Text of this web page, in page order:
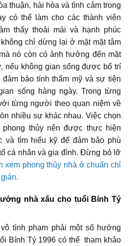
thuận, hài hòa và tình cảm trong
có thể làm cho các thành viên
thấy thoải mái và hạnh phúc
chỉ dừng lại ở mặt mặt tâm
nó còn có ảnh hưởng đến mặt
nếu không gian sống được bố trí
đảm bảo tính thẩm mỹ và sự tiện
sống hàng ngày. Trong từng
từng người theo quan niệm về
nhiều sự khác nhau. Việc chọn
phong thủy nên được thực hiện
và tìm hiểu kỹ để đảm bảo phù
cá nhân và gia đình.Đừng bỏ lỡ
xem phong thủy nhà ở chuẩn chỉ
nhà xấu cho tuổi Bính Tý
tình phạm phải một số hướng
Bính Tý 1996 có thể tham khảo